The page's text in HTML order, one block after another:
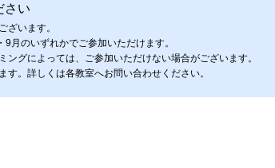
さい
ざいます。
月のいずれかでご参加いただけます。
ングによっては、ご参加いただけない場合がございます。
す。詳しくは各教室へお問い合わせください。